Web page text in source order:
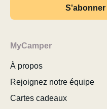
S'abonner
MyCamper
À propos
Rejoignez notre équipe
Cartes cadeaux